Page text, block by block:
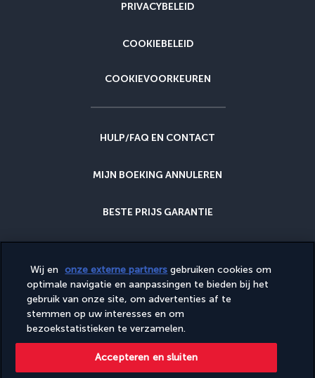
PRIVACYBELEID
COOKIEBELEID
COOKIEVOORKEUREN
HULP/FAQ EN CONTACT
MIJN BOEKING ANNULEREN
BESTE PRIJS GARANTIE
WAAROM BIJ ONS BOEKEN?
Diese Website wird von PerfectStay.com, in Zusammenarbeit mit
Turkish Airlines veröffentlicht. Der Verkauf erfolgt durch
PerfectStay.com
Wij en onze externe partners gebruiken cookies om
optimale navigatie en aanpassingen te bieden bij het
gebruik van onze site, om advertenties af te
stemmen op uw interesses en om
bezoekstatistieken te verzamelen.
Accepteren en sluiten